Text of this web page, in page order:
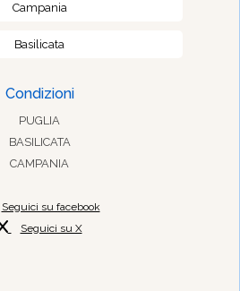
Campania
Basilicata
Condizioni
PUGLIA
BASILICATA
CAMPANIA
Seguici su facebook
Seguici su X